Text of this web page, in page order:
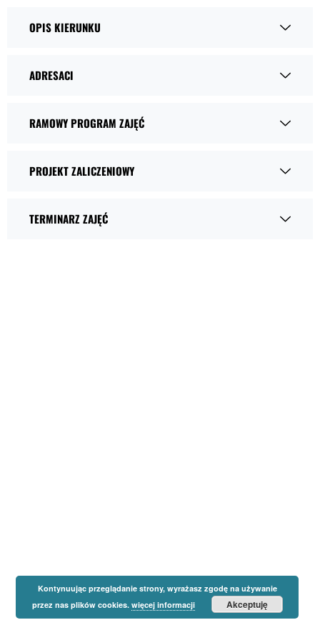
OPIS KIERUNKU
ADRESACI
RAMOWY PROGRAM ZAJĘĆ
PROJEKT ZALICZENIOWY
TERMINARZ ZAJĘĆ
Kontynuując przeglądanie strony, wyrażasz zgodę na używanie
przez nas plików cookies. więcej informacji Akceptuję